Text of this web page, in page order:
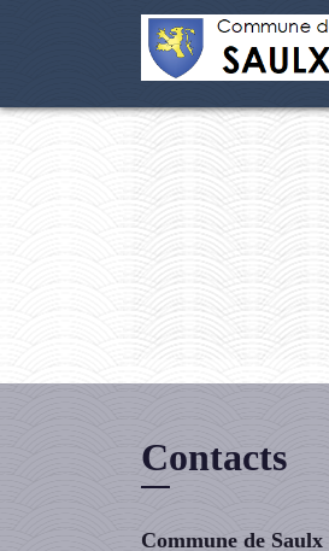
Contacts
Commune de Saulx